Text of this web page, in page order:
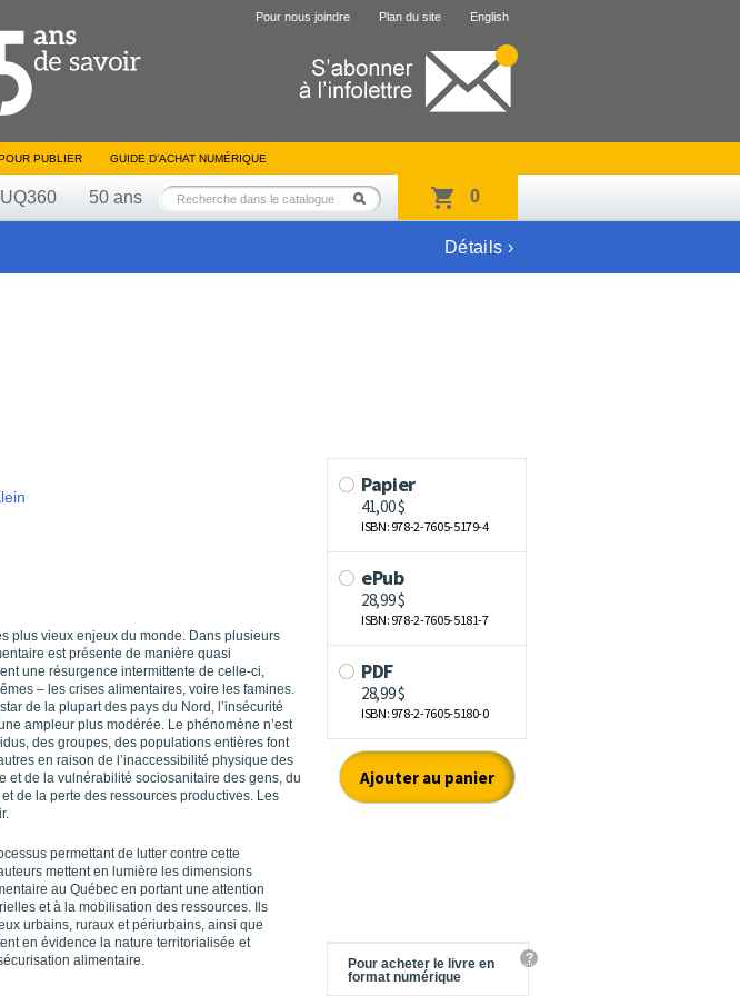
Pour nous joindre Plan du site English
PUBLIER GUIDE D’ACHAT NUMÉRIQUE
50 ans 0
Détails ›
plus vieux enjeux du monde. Dans plusieurs
est présente de manière quasi
une résurgence intermittente de celle-ci,
– les crises alimentaires, voire les famines.
de la plupart des pays du Nord, l’insécurité
ampleur plus modérée. Le phénomène n’est
des groupes, des populations entières font
en raison de l’inaccessibilité physique des
et de la vulnérabilité sociosanitaire des gens, du
de la perte des ressources productives. Les
permettant de lutter contre cette
mettent en lumière les dimensions
au Québec en portant une attention
et à la mobilisation des ressources. Ils
urbains, ruraux et périurbains, ainsi que
en évidence la nature territorialisée et
alimentaire.
Pour acheter le livre en
format numérique
?